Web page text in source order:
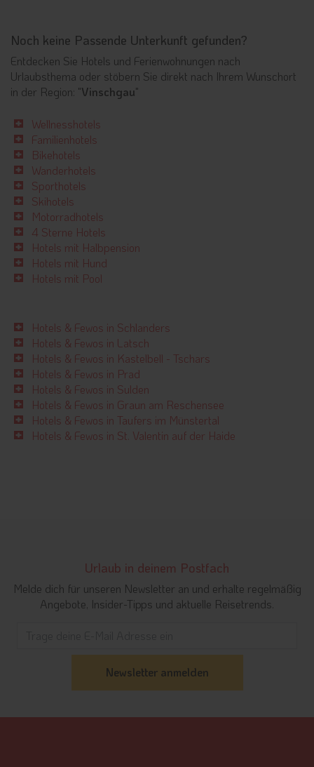
Noch keine Passende Unterkunft gefunden?
Entdecken Sie Hotels und Ferienwohnungen nach
Urlaubsthema oder stöbern Sie direkt nach Ihrem Wunschort
in der Region: "Vinschgau"
Wellnesshotels
Familienhotels
Bikehotels
Wanderhotels
Sporthotels
Skihotels
Motorradhotels
4 Sterne Hotels
Hotels mit Halbpension
Hotels mit Hund
Hotels mit Pool
Hotels & Fewos in Schlanders
Hotels & Fewos in Latsch
Hotels & Fewos in Kastelbell - Tschars
Hotels & Fewos in Prad
Hotels & Fewos in Sulden
Hotels & Fewos in Graun am Reschensee
Hotels & Fewos in Taufers im Münstertal
Hotels & Fewos in St. Valentin auf der Haide
Urlaub in deinem Postfach
Melde dich für unseren Newsletter an und erhalte regelmäßig
Angebote, Insider-Tipps und aktuelle Reisetrends.